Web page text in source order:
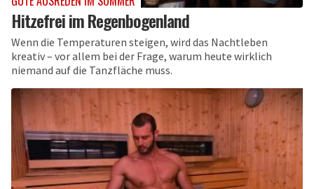
Hitzefrei im Regenbogenland
Wenn die Temperaturen steigen, wird das Nachtleben
kreativ – vor allem bei der Frage, warum heute wirklich
niemand auf die Tanzfläche muss.